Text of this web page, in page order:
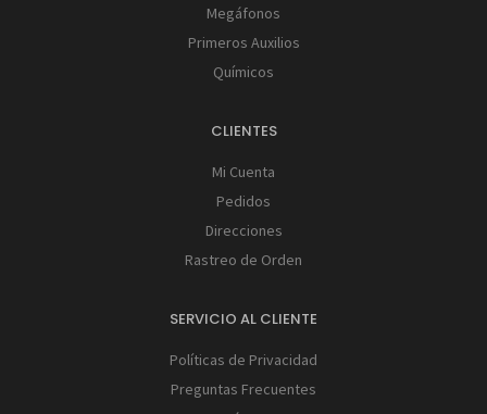
Megáfonos
Primeros Auxilios
Químicos
CLIENTES
Mi Cuenta
Pedidos
Direcciones
Rastreo de Orden
SERVICIO AL CLIENTE
Políticas de Privacidad
Preguntas Frecuentes